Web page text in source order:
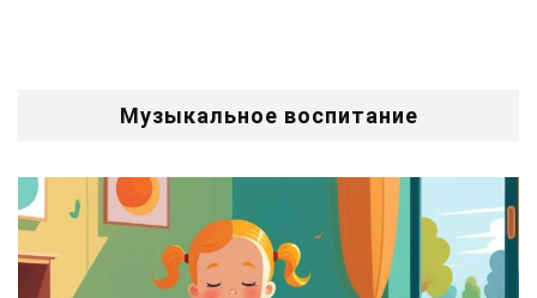
Музыкальное воспитание